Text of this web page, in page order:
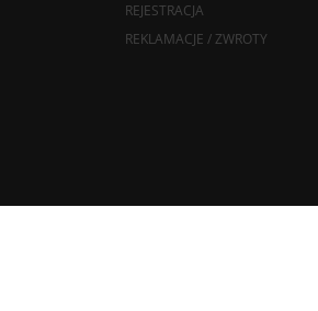
REJESTRACJA
REKLAMACJE / ZWROTY